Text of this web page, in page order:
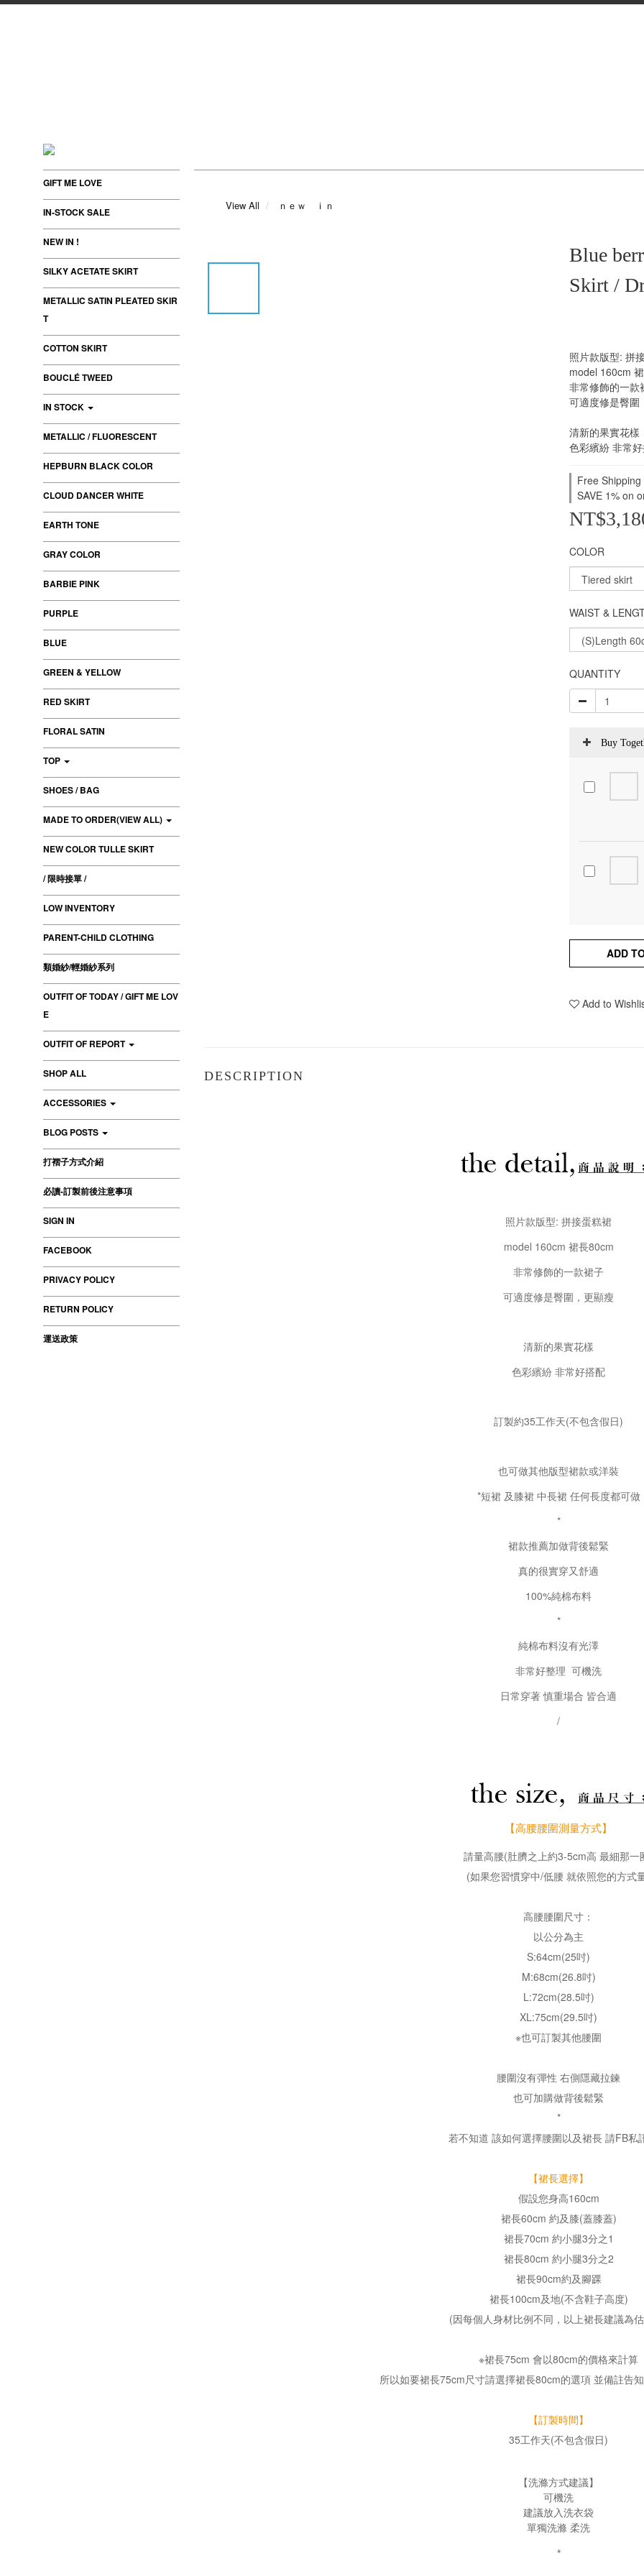
GIFT ME LOVE
IN-STOCK SALE
NEW IN !
SILKY ACETATE SKIRT
METALLIC SATIN PLEATED SKIR
T
COTTON SKIRT
BOUCLÉ TWEED
IN STOCK
METALLIC / FLUORESCENT
HEPBURN BLACK COLOR
CLOUD DANCER WHITE
EARTH TONE
GRAY COLOR
BARBIE PINK
PURPLE
BLUE
GREEN & YELLOW
RED SKIRT
FLORAL SATIN
TOP
SHOES / BAG
MADE TO ORDER(VIEW ALL)
NEW COLOR TULLE SKIRT
/ 限時接單 /
LOW INVENTORY
PARENT-CHILD CLOTHING
類婚紗/輕婚紗系列
OUTFIT OF TODAY / GIFT ME LOV
E
OUTFIT OF REPORT
SHOP ALL
ACCESSORIES
BLOG POSTS
打褶子方式介紹
必讀-訂製前後注意事項
SIGN IN
FACEBOOK
PRIVACY POLICY
RETURN POLICY
運送政策
View All ｎｅｗ ｉｎ
Blue
Skirt /
照片款版型: 拼
model 160cm
非常修飾的一款
可適度修是臀圍
清新的果實花樣
色彩繽紛 非常
Free
SAVE 1% on
COLOR
WAIST &
QUANTITY
Buy
ADD
Add to
DESCRIPTION
照片款版型: 拼接蛋糕裙
model 160cm 裙長80cm
非常修飾的一款裙子
可適度修是臀圍，更顯瘦
清新的果實花樣
色彩繽紛 非常好搭配
訂製約35工作天(不包含假日)
也可做其他版型裙款或洋裝
*短裙 及膝裙 中長裙 任何長度都可做
*
裙款推薦加做背後鬆緊
真的很實穿又舒適
100%純棉布料
*
純棉布料沒有光澤
非常好整理 可機洗
日常穿著 慎重場合 皆合適
/
【高腰腰圍測量方式】
請量高腰(肚臍之上約3-5cm高 最細那一
(如果您習慣穿中/低腰 就依照您的方式
高腰腰圍尺寸：
以公分為主
S:64cm(25吋)
M:68cm(26.8吋)
L:72cm(28.5吋)
XL:75cm(29.5吋)
※也可訂製其他腰圍
腰圍沒有彈性 右側隱藏拉鍊
也可加購做背後鬆緊
*
若不知道 該如何選擇腰圍以及裙長 請FB私
【裙長選擇】
假設您身高160cm
裙長60cm 約及膝(蓋膝蓋)
裙長70cm 約小腿3分之1
裙長80cm 約小腿3分之2
裙長90cm約及腳踝
裙長100cm及地(不含鞋子高度)
(因每個人身材比例不同，以上裙長建議為
※裙長75cm 會以80cm的價格來計算
所以如要裙長75cm尺寸請選擇裙長80cm的選項 並備註告
【訂製時間】
35工作天(不包含假日)
【洗滌方式建議】
可機洗
建議放入洗衣袋
單獨洗滌 柔洗
*